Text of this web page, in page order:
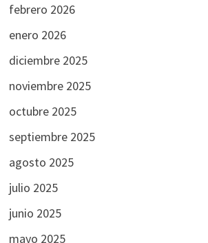
febrero 2026
enero 2026
diciembre 2025
noviembre 2025
octubre 2025
septiembre 2025
agosto 2025
julio 2025
junio 2025
mayo 2025